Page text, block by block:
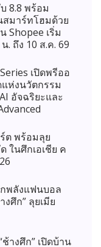
8.8 พร้อม
สมาร์ทโฮมด้วย
Shopee เริ่ม
. ถึง 10 ส.ค. 69
เปิดพรีออ
ห่งนวัตกรรม
อัจฉริยะและ
ต พร้อมลุย
ในศึกเอเชีย ค
พลังแฟนบอล
ศึก” ลุยเมีย
างศึก” เปิดบ้าน